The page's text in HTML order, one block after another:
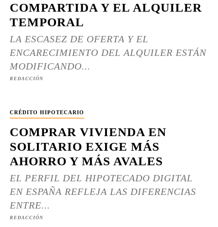
COMPARTIDA Y EL ALQUILER
TEMPORAL
LA ESCASEZ DE OFERTA Y EL
ENCARECIMIENTO DEL ALQUILER ESTÁN
MODIFICANDO...
REDACCIÓN
CRÉDITO HIPOTECARIO
COMPRAR VIVIENDA EN
SOLITARIO EXIGE MÁS
AHORRO Y MÁS AVALES
EL PERFIL DEL HIPOTECADO DIGITAL
EN ESPAÑA REFLEJA LAS DIFERENCIAS
ENTRE...
REDACCIÓN